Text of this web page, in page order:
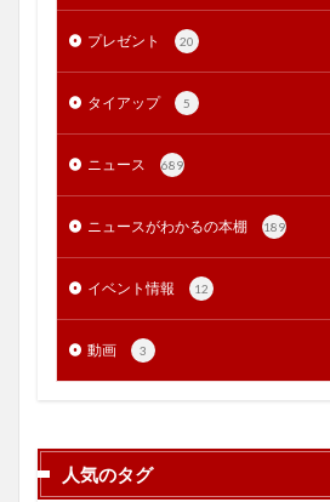
プレゼント 20
タイアップ 5
ニュース 689
ニュースがわかるの本棚 189
イベント情報 12
動画 3
人気のタグ